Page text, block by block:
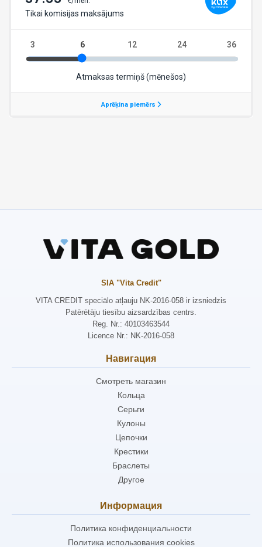
SIA "Vita Credit"
VITA CREDIT speciālo atļauju NK-2016-058 ir izsniedzis
Patērētāju tiesību aizsardzības centrs.
Reg. Nr.: 40103463544
Licence Nr.: NK-2016-058
Навигация
Смотреть магазин
Кольца
Серьги
Кулоны
Цепочки
Крестики
Браслеты
Другое
Информация
Политика конфиденциальности
Политика использования cookies